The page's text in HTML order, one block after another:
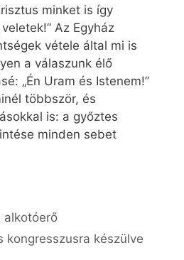
minket is így
Az Egyház
vétele által mi is
a válaszunk élő
„Én Uram és Istenem!”
többször, és
is: a győztes
minden sebet
alkotóerő
kongresszusra készülve